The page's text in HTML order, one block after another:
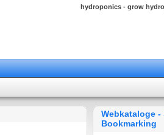
hydroponics - grow
Webkataloge -
Bookmarking